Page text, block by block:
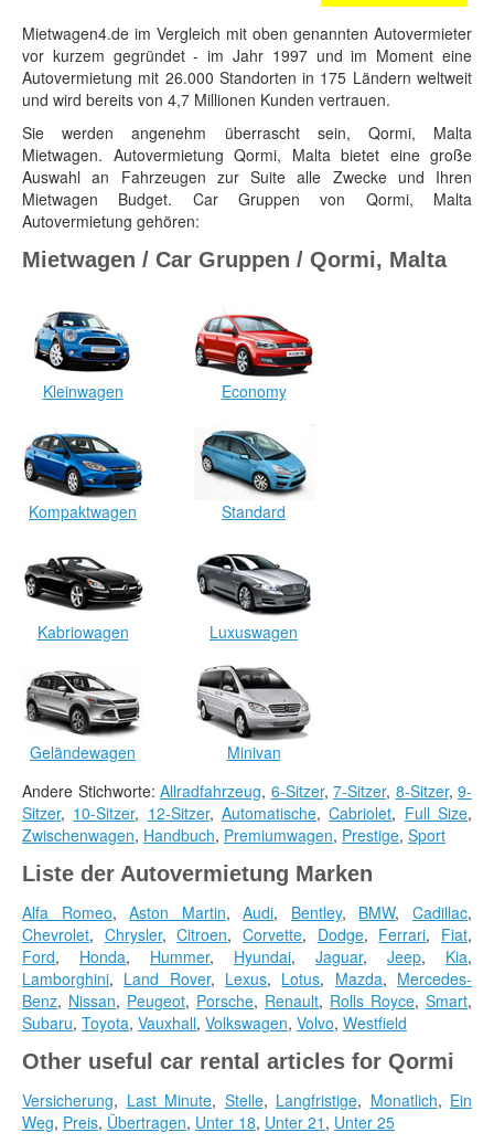
Mietwagen4.de im Vergleich mit oben genannten Autovermieter
vor kurzem gegründet - im Jahr 1997 und im Moment eine
Autovermietung mit 26.000 Standorten in 175 Ländern weltweit
und wird bereits von 4,7 Millionen Kunden vertrauen.
Sie werden angenehm überrascht sein, Qormi, Malta
Mietwagen. Autovermietung Qormi, Malta bietet eine große
Auswahl an Fahrzeugen zur Suite alle Zwecke und Ihren
Mietwagen Budget. Car Gruppen von Qormi, Malta
Autovermietung gehören:
Mietwagen / Car Gruppen / Qormi, Malta
Kleinwagen Economy
Kompaktwagen Standard
Kabriowagen Luxuswagen
Geländewagen
Minivan
Andere Stichworte: Allradfahrzeug, 6-Sitzer, 7-Sitzer, 8-Sitzer, 9-
Sitzer, 10-Sitzer, 12-Sitzer,Automatische,Cabriolet, Full Size,
Zwischenwagen, Handbuch, Premiumwagen, Prestige, Sport
Liste der Autovermietung Marken
Alfa Romeo,Aston Martin,Audi, Bentley, BMW,Cadillac,
Chevrolet, Chrysler,Citroen,Corvette, Dodge, Ferrari, Fiat,
Ford, Honda, Hummer, Hyundai, Jaguar, Jeep, Kia,
Lamborghini, Land Rover, Lexus, Lotus, Mazda, Mercedes-
Benz, Nissan, Peugeot, Porsche, Renault, Rolls Royce, Smart,
Subaru, Toyota, Vauxhall, Volkswagen, Volvo, Westfield
Other useful car rental articles for Qormi
Versicherung, Last Minute, Stelle, Langfristige, Monatlich, Ein
Weg, Preis, Übertragen, Unter 18, Unter 21 , Unter 25